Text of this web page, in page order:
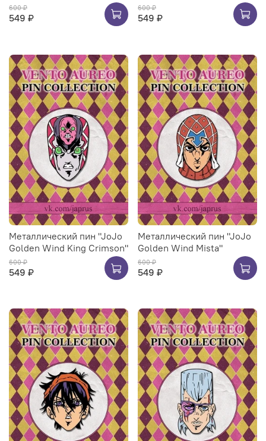
600 ₽
549 ₽
600 ₽
549 ₽
Металлический пин "JoJo
Golden Wind King Crimson"
600 ₽
549 ₽
Металлический пин "JoJo
Golden Wind Mista"
600 ₽
549 ₽